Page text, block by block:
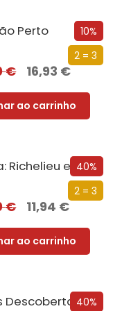
10%
2 = 3
Perto
€ 16,93 €
ao carrinho
40%
2 = 3
Eminência: Richelieu e a Ascensão de França
€ 11,94 €
ao carrinho
40%
Eureka! As Descobertas que Mudaram a Ciência